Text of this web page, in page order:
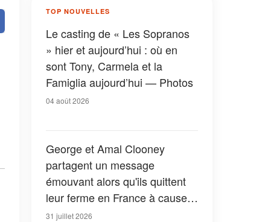
TOP NOUVELLES
Le casting de « Les Sopranos
» hier et aujourd’hui : où en
sont Tony, Carmela et la
Famiglia aujourd’hui — Photos
04 août 2026
George et Amal Clooney
partagent un message
émouvant alors qu'ils quittent
leur ferme en France à cause
des feux de forêt — Tous les
31 juillet 2026